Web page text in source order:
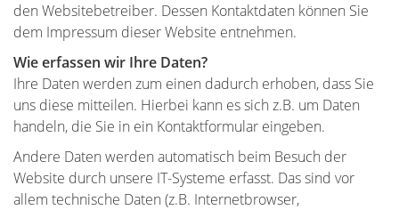
den Websitebetreiber. Dessen Kontaktdaten können Sie
dem Impressum dieser Website entnehmen.
Wie erfassen wir Ihre Daten?
Ihre Daten werden zum einen dadurch erhoben, dass Sie
uns diese mitteilen. Hierbei kann es sich z.B. um Daten
handeln, die Sie in ein Kontaktformular eingeben.
Andere Daten werden automatisch beim Besuch der
Website durch unsere IT-Systeme erfasst. Das sind vor
allem technische Daten (z.B. Internetbrowser,